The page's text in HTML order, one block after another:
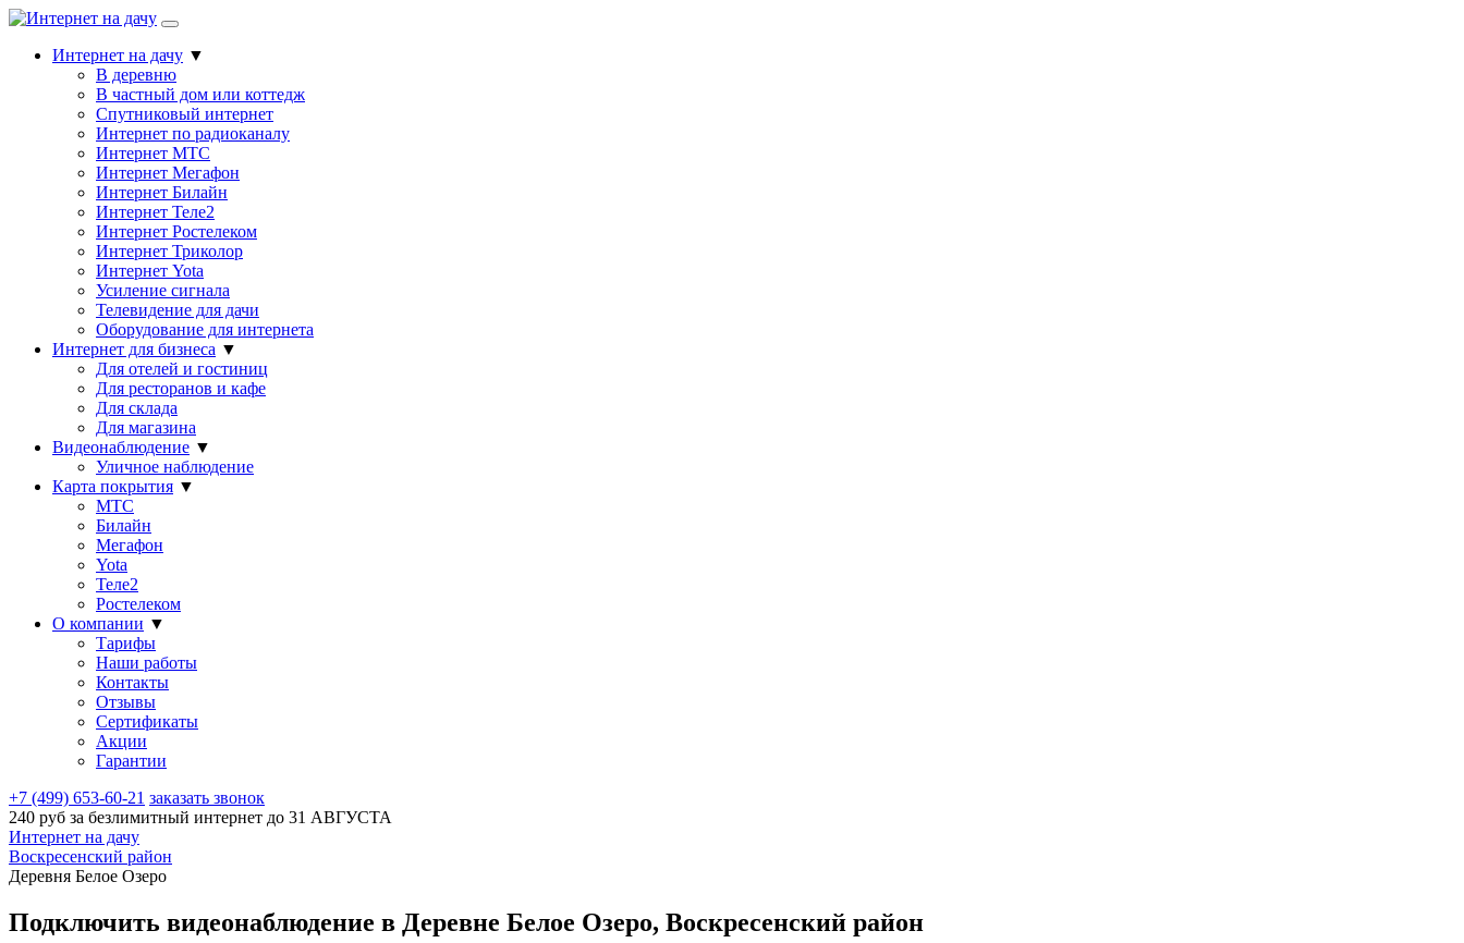
Интернет на дачу ▼
В деревню
В частный дом или коттедж
Спутниковый интернет
Интернет по радиоканалу
Интернет МТС
Интернет Мегафон
Интернет Билайн
Интернет Теле2
Интернет Ростелеком
Интернет Триколор
Интернет Yota
Усиление сигнала
Телевидение для дачи
Оборудование для интернета
Интернет для бизнеса ▼
Для отелей и гостиниц
Для ресторанов и кафе
Для склада
Для магазина
Видеонаблюдение ▼
Уличное наблюдение
Карта покрытия ▼
МТС
Билайн
Мегафон
Yota
Теле2
Ростелеком
О компании ▼
Тарифы
Наши работы
Контакты
Отзывы
Сертификаты
Акции
Гарантии
+7 (499) 653-60-21 заказать звонок
240 руб за безлимитный интернет до 31 АВГУСТА
Интернет на дачу
Воскресенский район
Деревня Белое Озеро
Подключить видеонаблюдение в Деревне Белое Озеро, Воскресенский район